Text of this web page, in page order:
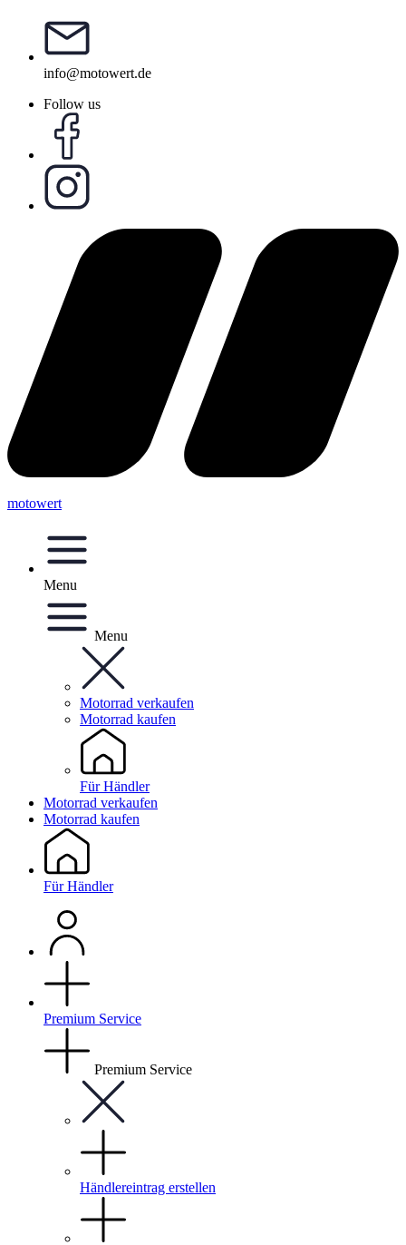
info@motowert.de
Follow us
motowert
Menu
Menu
Motorrad verkaufen
Motorrad kaufen
Für Händler
Motorrad verkaufen
Motorrad kaufen
Für Händler
Premium Service
Premium Service
Händlereintrag erstellen